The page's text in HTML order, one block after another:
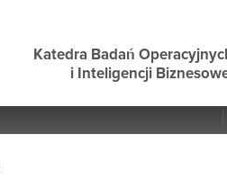
Katedra Badań
i Inteligencji